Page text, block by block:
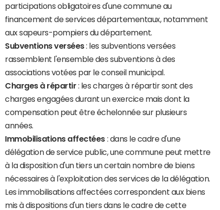
participations obligatoires d'une commune au
financement de services départementaux, notamment
aux sapeurs-pompiers du département.
Subventions versées: les subventions versées
rassemblent l'ensemble des subventions à des
associations votées par le conseil municipal.
Charges à répartir : les charges à répartir sont des
charges engagées durant un exercice mais dont la
compensation peut être échelonnée sur plusieurs
années.
Immobilisations affectées : dans le cadre d'une
délégation de service public, une commune peut mettre
à la disposition d'un tiers un certain nombre de biens
nécessaires à l'exploitation des services de la délégation.
Les immobilisations affectées correspondent aux biens
mis à dispositions d'un tiers dans le cadre de cette